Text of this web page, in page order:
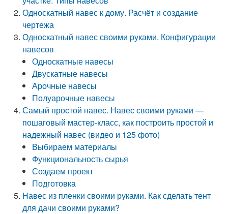
Односкатный навес к дому. Расчёт и создание
чертежа
Односкатный навес своими руками. Конфигурации
навесов
Односкатные навесы
Двускатные навесы
Арочные навесы
Полуарочные навесы
Самый простой навес. Навес своими руками —
пошаговый мастер-класс, как построить простой и
надежный навес (видео и 125 фото)
Выбираем материалы
Функциональность сырья
Создаем проект
Подготовка
Навес из пленки своими руками. Как сделать тент
для дачи своими руками?